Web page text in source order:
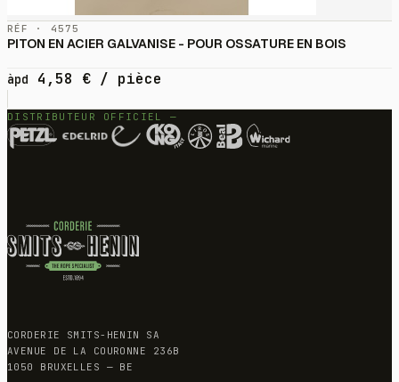
RÉF · 4575
PITON EN ACIER GALVANISE - POUR OSSATURE EN BOIS
àpd 4,58 € / pièce
DISTRIBUTEUR OFFICIEL —
CORDERIE SMITS-HENIN SA
AVENUE DE LA COURONNE 236B
1050 BRUXELLES — BE